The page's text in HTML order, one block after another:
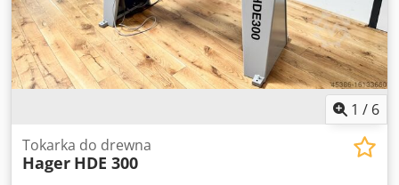
momencie w godzinach otwarcia. Z zastrzeżeniem
wcześniejszej sprzedaży! Powiązane terminy: tokarka,
tokarka, tokarka, tokarka, tokarka do drewna, tokarka do
drewna, toczenie, nóż tokarski, toczenie, maszyna, Hager
Numer referencyjny: R-A0117
1 / 6
Tokarka do drewna
Hager HDE 300